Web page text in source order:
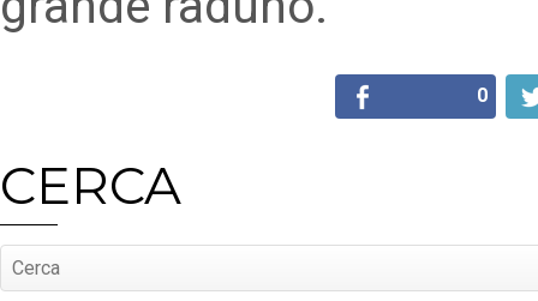
0
CERCA